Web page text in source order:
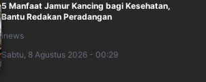
5 Manfaat Jamur Kancing bagi Kesehatan,
Bantu Redakan Peradangan
inews
Sabtu, 8 Agustus 2026 - 00:29